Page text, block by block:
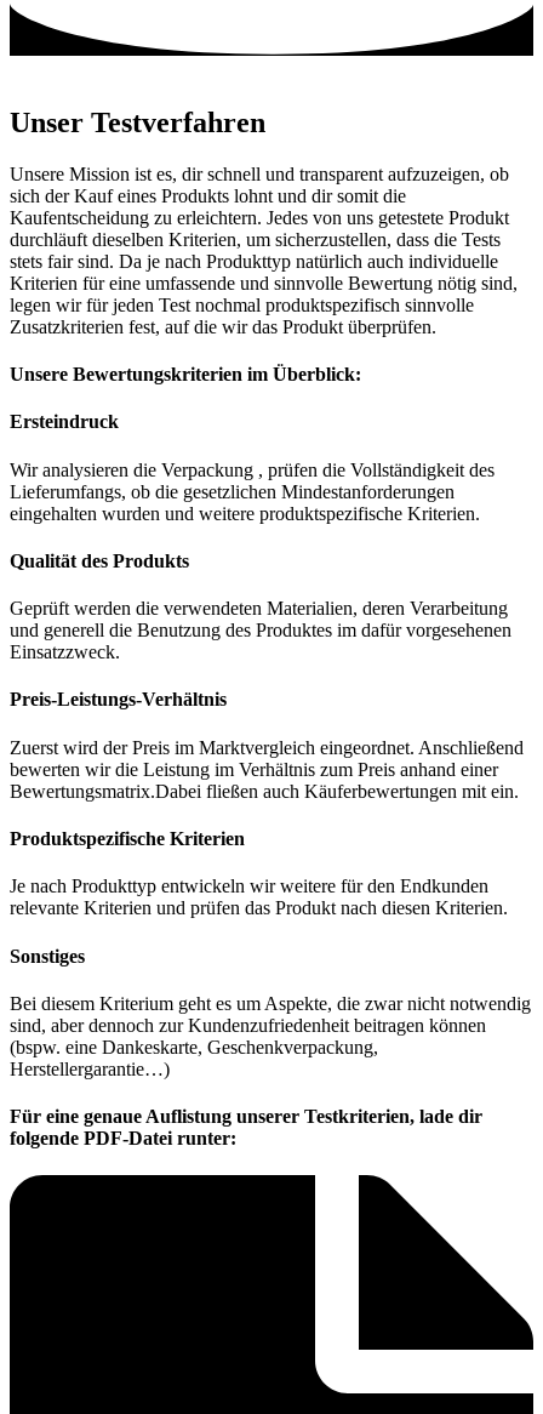
Unser Testverfahren
Unsere Mission ist es, dir schnell und transparent aufzuzeigen, ob
sich der Kauf eines Produkts lohnt und dir somit die
Kaufentscheidung zu erleichtern. Jedes von uns getestete Produkt
durchläuft dieselben Kriterien, um sicherzustellen, dass die Tests
stets fair sind. Da je nach Produkttyp natürlich auch individuelle
Kriterien für eine umfassende und sinnvolle Bewertung nötig sind,
legen wir für jeden Test nochmal produktspezifisch sinnvolle
Zusatzkriterien fest, auf die wir das Produkt überprüfen.
Unsere Bewertungskriterien im Überblick:
Ersteindruck
Wir analysieren die Verpackung , prüfen die Vollständigkeit des
Lieferumfangs, ob die gesetzlichen Mindestanforderungen
eingehalten wurden und weitere produktspezifische Kriterien.
Qualität des Produkts
Geprüft werden die verwendeten Materialien, deren Verarbeitung
und generell die Benutzung des Produktes im dafür vorgesehenen
Einsatzzweck.
Preis-Leistungs-Verhältnis
Zuerst wird der Preis im Marktvergleich eingeordnet. Anschließend
bewerten wir die Leistung im Verhältnis zum Preis anhand einer
Bewertungsmatrix.Dabei fließen auch Käuferbewertungen mit ein.
Produktspezifische Kriterien
Je nach Produkttyp entwickeln wir weitere für den Endkunden
relevante Kriterien und prüfen das Produkt nach diesen Kriterien.
Sonstiges
Bei diesem Kriterium geht es um Aspekte, die zwar nicht notwendig
sind, aber dennoch zur Kundenzufriedenheit beitragen können
(bspw. eine Dankeskarte, Geschenkverpackung,
Herstellergarantie…)
Für eine genaue Auflistung unserer Testkriterien, lade dir
folgende PDF-Datei runter: